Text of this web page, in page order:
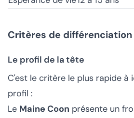
Critères de différenciation
Le profil de la tête
C'est le critère le plus rapide à
profil :
Le Maine Coon présente un